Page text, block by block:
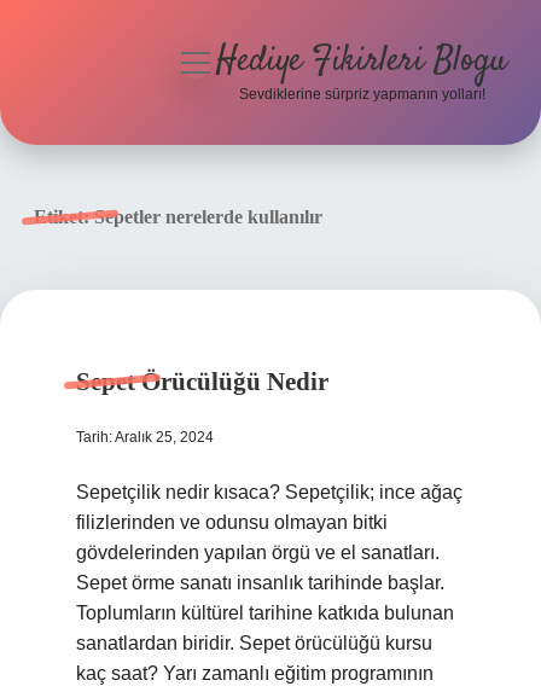
menüyüHediye Fikirleri Blogu
Sevdiklerine sürpriz yapmanın yolları!
Etiket:Sepetler nerelerde kullanılır
Sepet Örücülüğü Nedir
Tarih: Aralık 25, 2024
Sepetçilik nedir kısaca? Sepetçilik; ince ağaç
filizlerinden ve odunsu olmayan bitki
gövdelerinden yapılan örgü ve el sanatları.
Sepet örme sanatı insanlık tarihinde başlar.
Toplumların kültürel tarihine katkıda bulunan
sanatlardan biridir. Sepet örücülüğü kursu
kaç saat? Yarı zamanlı eğitim programının